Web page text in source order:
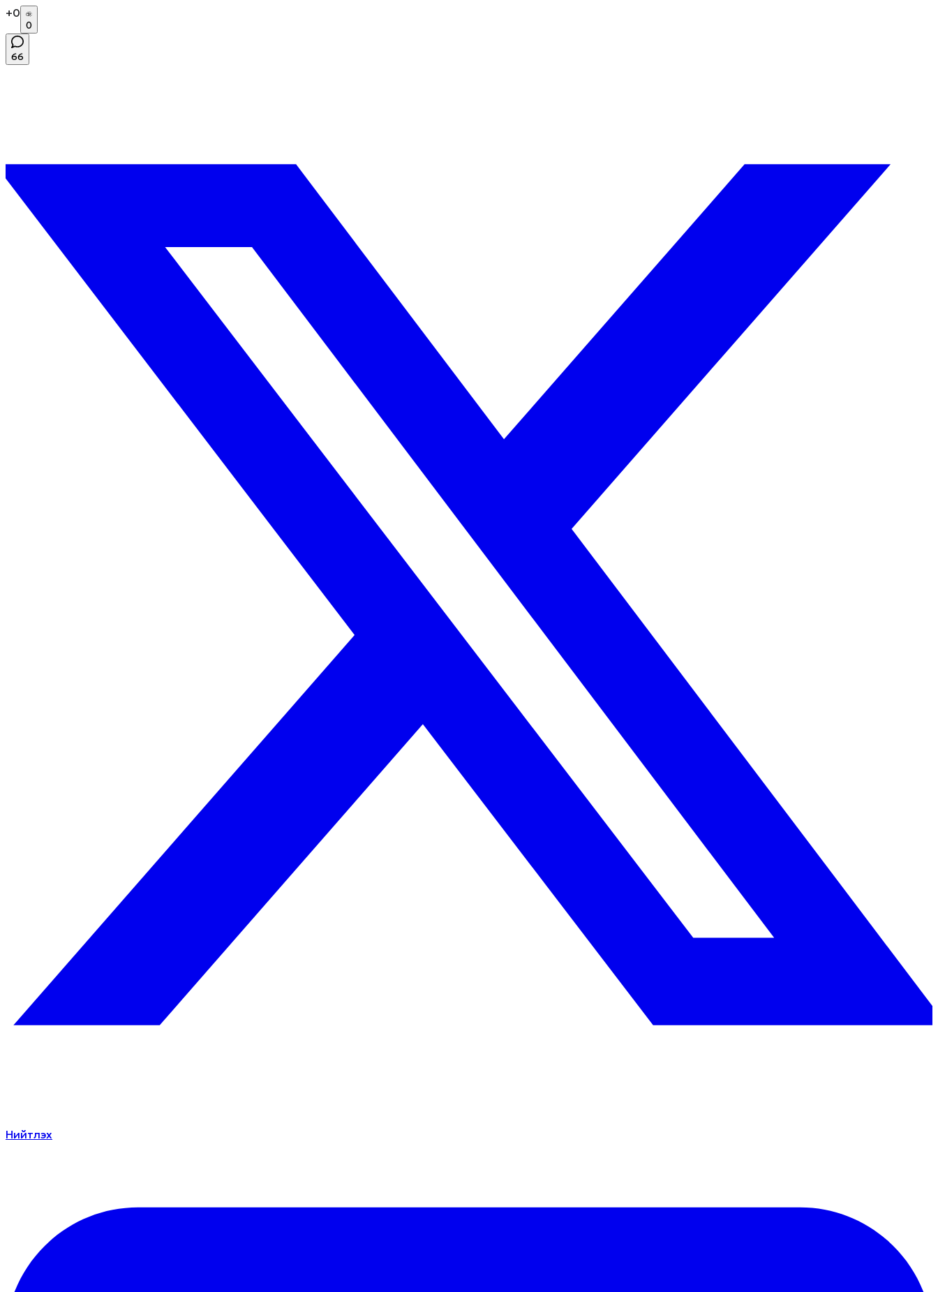
+0
0
66
Нийтлэх